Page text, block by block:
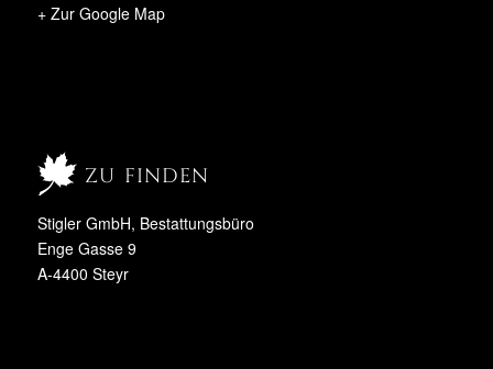
+ Zur Google Map
zu finden
Stigler GmbH, Bestattungsbüro
Enge Gasse 9
A-4400 Steyr